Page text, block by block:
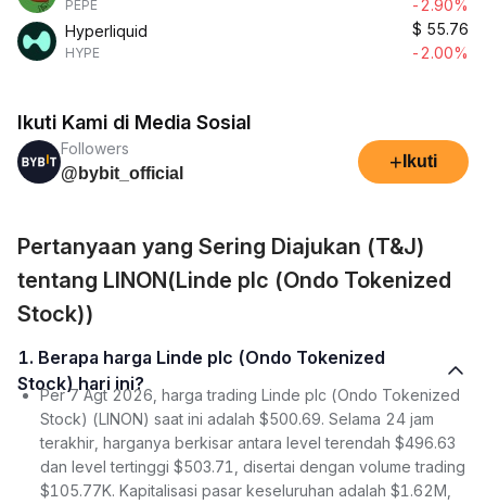
PEPE
-2.90%
Hyperliquid
HYPE
$ 55.76
-2.00%
Ikuti Kami di Media Sosial
Followers
@bybit_official
+ Ikuti
Pertanyaan yang Sering Diajukan (T&J)
tentang LINON(Linde plc (Ondo Tokenized
Stock))
1. Berapa harga Linde plc (Ondo Tokenized
Stock) hari ini?
Per 7 Agt 2026, harga trading Linde plc (Ondo Tokenized
Stock) (LINON) saat ini adalah $500.69. Selama 24 jam
terakhir, harganya berkisar antara level terendah $496.63
dan level tertinggi $503.71, disertai dengan volume trading
$105.77K. Kapitalisasi pasar keseluruhan adalah $1.62M,